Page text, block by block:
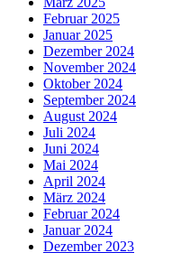
Februar 2025
Januar 2025
Dezember 2024
November 2024
Oktober 2024
September 2024
August 2024
Juli 2024
Juni 2024
Mai 2024
April 2024
März 2024
Februar 2024
Januar 2024
Dezember 2023